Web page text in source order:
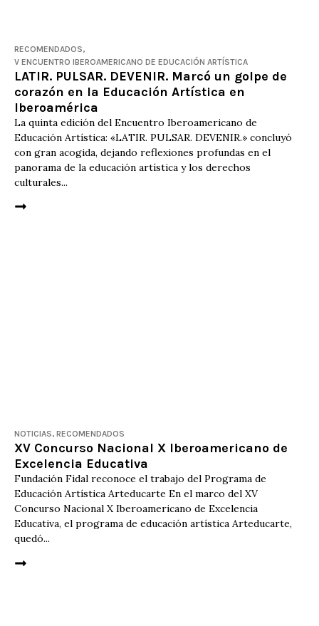
RECOMENDADOS,
V ENCUENTRO IBEROAMERICANO DE EDUCACIÓN ARTÍSTICA
LATIR. PULSAR. DEVENIR. Marcó un golpe de
corazón en la Educación Artística en
Iberoamérica
La quinta edición del Encuentro Iberoamericano de
Educación Artística: «LATIR. PULSAR. DEVENIR.» concluyó
con gran acogida, dejando reflexiones profundas en el
panorama de la educación artística y los derechos
culturales...
NOTICIAS, RECOMENDADOS
XV Concurso Nacional X Iberoamericano de
Excelencia Educativa
Fundación Fidal reconoce el trabajo del Programa de
Educación Artística Arteducarte En el marco del XV
Concurso Nacional X Iberoamericano de Excelencia
Educativa, el programa de educación artística Arteducarte,
quedó...